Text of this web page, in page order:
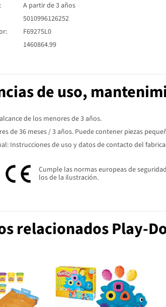
A partir de 3 años
5010996126252
F69275L0
1460864.99
de uso,
de los menores de 3 años.
de 36 meses / 3 años. Puede contener piezas
Instrucciones de uso y datos de contacto del
Cumple las normas europeas de
los de la ilustración.
relacionados Play-